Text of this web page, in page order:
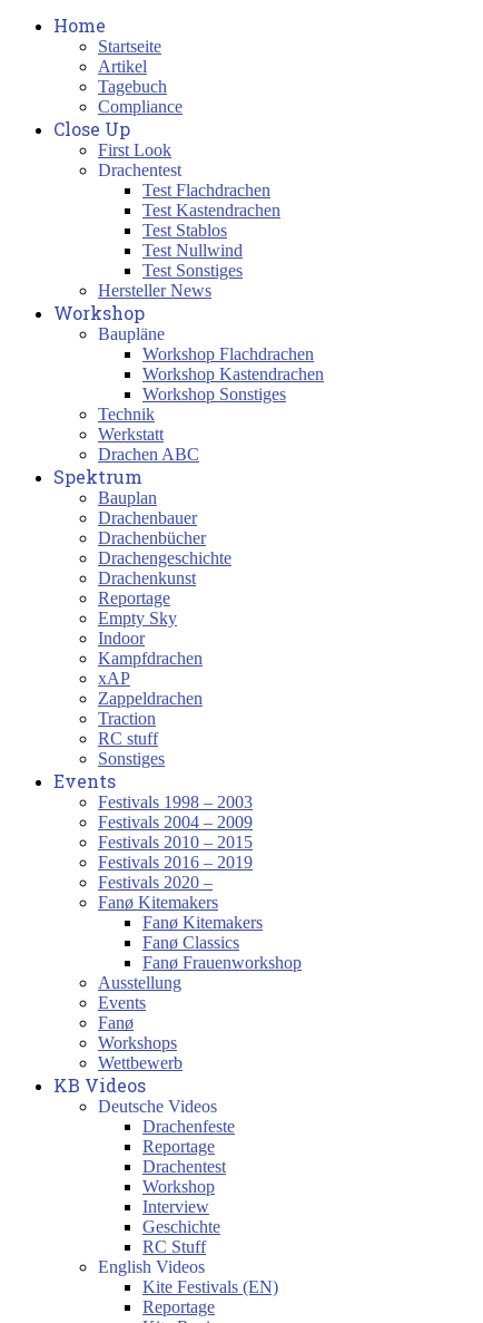
Home
Startseite
Artikel
Tagebuch
Compliance
Close Up
First Look
Drachentest
Test Flachdrachen
Test Kastendrachen
Test Stablos
Test Nullwind
Test Sonstiges
Hersteller News
Workshop
Baupläne
Workshop Flachdrachen
Workshop Kastendrachen
Workshop Sonstiges
Technik
Werkstatt
Drachen ABC
Spektrum
Bauplan
Drachenbauer
Drachenbücher
Drachengeschichte
Drachenkunst
Reportage
Empty Sky
Indoor
Kampfdrachen
xAP
Zappeldrachen
Traction
RC stuff
Sonstiges
Events
Festivals 1998 – 2003
Festivals 2004 – 2009
Festivals 2010 – 2015
Festivals 2016 – 2019
Festivals 2020 –
Fanø Kitemakers
Fanø Kitemakers
Fanø Classics
Fanø Frauenworkshop
Ausstellung
Events
Fanø
Workshops
Wettbewerb
KB Videos
Deutsche Videos
Drachenfeste
Reportage
Drachentest
Workshop
Interview
Geschichte
RC Stuff
English Videos
Kite Festivals (EN)
Reportage